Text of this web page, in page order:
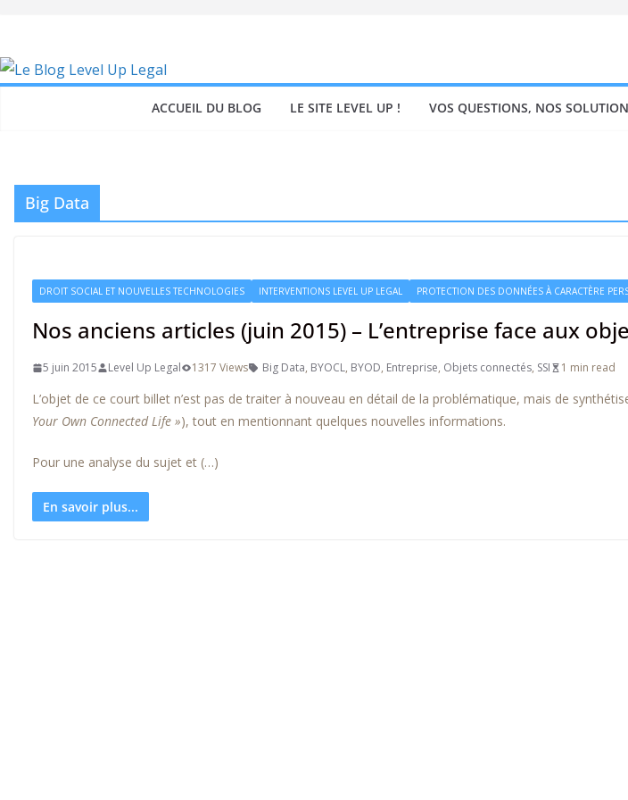
content
ACCUEIL DU BLOG LE SITE LEVEL UP ! VOS QUESTIONS, NOS
Big Data
DROIT SOCIAL ET NOUVELLES TECHNOLOGIES INTERVENTIONS LEVEL UP LEGAL PROTECTION DES DONNÉES À CARACTÈRE
Nos anciens articles (juin 2015) – L’entreprise face aux
5 juin 2015 Level Up Legal 1317 Views Big Data, BYOCL, BYOD, Entreprise, Objets connectés, SSI 1 min read
L’objet de ce court billet n’est pas de traiter à nouveau en détail de la problématique, mais de
Your Own Connected Life »), tout en mentionnant quelques nouvelles informations.
Pour une analyse du sujet et (…)
En savoir plus...